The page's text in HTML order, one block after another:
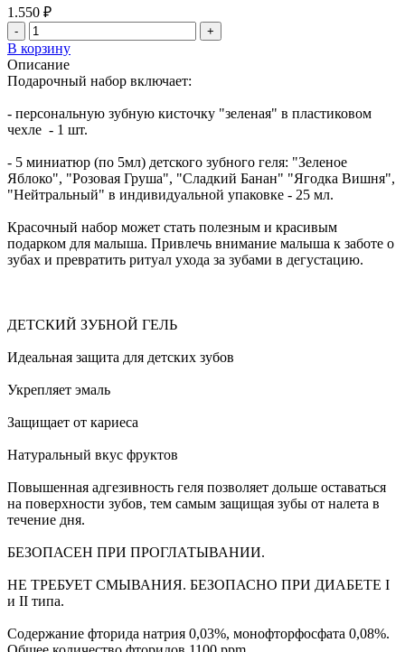
1.550 ₽
- +
В корзину
Описание
Подарочный набор включает:
- персональную зубную кисточку "зеленая" в пластиковом
чехле - 1 шт.
- 5 миниатюр (по 5мл) детского зубного геля: "Зеленое
Яблоко", "Розовая Груша", "Сладкий Банан" "Ягодка Вишня",
"Нейтральный" в индивидуальной упаковке - 25 мл.
Красочный набор может стать полезным и красивым
подарком для малыша. Привлечь внимание малыша к заботе о
зубах и превратить ритуал ухода за зубами в дегустацию.
ДЕТСКИЙ ЗУБНОЙ ГЕЛЬ
Идеальная защита для детских зубов
Укрепляет эмаль
Защищает от кариеса
Натуральный вкус фруктов
Повышенная адгезивность геля позволяет дольше оставаться
на поверхности зубов, тем самым защищая зубы от налета в
течение дня.
БЕЗОПАСЕН ПРИ ПРОГЛАТЫВАНИИ.
НЕ ТРЕБУЕТ СМЫВАНИЯ. БЕЗОПАСНО ПРИ ДИАБЕТЕ I
и II типа.
Содержание фторида натрия 0,03%, монофторфосфата 0,08%.